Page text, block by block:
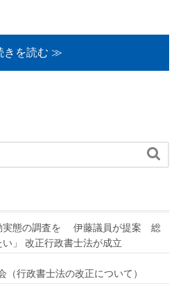
きを読む ≫

実態の調査を 伊藤議員が提案 総
」 改正行政書士法が成立
行政書士法の改正について）